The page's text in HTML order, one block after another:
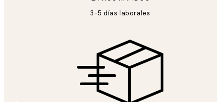
3-5 días laborales